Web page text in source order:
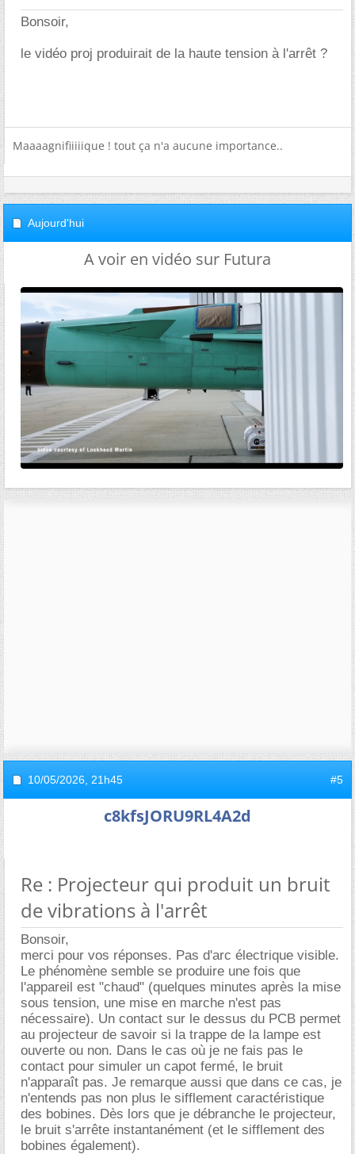
Bonsoir,
le vidéo proj produirait de la haute tension à l'arrêt ?
Maaaagnifiiiiique ! tout ça n'a aucune importance..
Aujourd'hui
A voir en vidéo sur Futura
10/05/2026, 21h45 #5
c8kfsJORU9RL4A2d
Re : Projecteur qui produit un bruit
de vibrations à l'arrêt
Bonsoir,
merci pour vos réponses. Pas d'arc électrique visible.
Le phénomène semble se produire une fois que
l'appareil est "chaud" (quelques minutes après la mise
sous tension, une mise en marche n'est pas
nécessaire). Un contact sur le dessus du PCB permet
au projecteur de savoir si la trappe de la lampe est
ouverte ou non. Dans le cas où je ne fais pas le
contact pour simuler un capot fermé, le bruit
n'apparaît pas. Je remarque aussi que dans ce cas, je
n'entends pas non plus le sifflement caractéristique
des bobines. Dès lors que je débranche le projecteur,
le bruit s'arrête instantanément (et le sifflement des
bobines également).